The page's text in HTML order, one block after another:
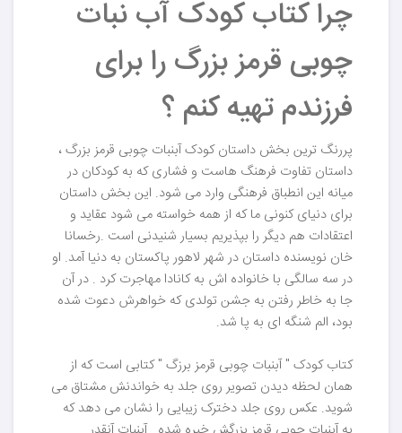
چرا کتاب کودک آب نبات
چوبی قرمز بزرگ را برای
فرزندم تهیه کنم ؟
پررنگ ترین بخش داستان کودک آبنبات چوبی قرمز بزرگ ،
داستان تفاوت فرهنگ هاست و فشاری که به کودکان در
میانه این انطباق فرهنگی وارد می شود. این بخش داستان
برای دنیای کنونی ما که از همه خواسته می شود عقاید و
اعتقادات هم دیگر را بپذیریم بسیار شنیدنی است .رخسانا
خان نویسنده داستان در شهر لاهور پاکستان به دنیا آمد. او
در سه سالگی با خانواده اش به کانادا مهاجرت کرد . در آن
جا به خاطر رفتن به جشن تولدی که خواهرش دعوت شده
بود، الم شنگه ای به پا شد.
کتاب کودک " آبنبات چوبی قرمز برزگ " کتابی است که از
همان لحظه دیدن تصویر روی جلد به خواندنش مشتاق می
شوید. عکس روی جلد دخترک زیبایی را نشان می دهد که